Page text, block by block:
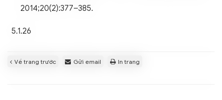
2014;20(2):377–385.
5.1.26
Về trang trước Gửi email In trang